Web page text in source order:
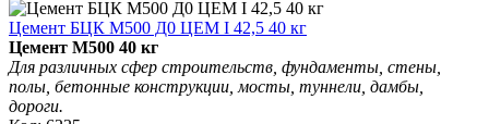
Цемент БЦК М500 Д0 ЦЕМ I 42,5 40 кг
Цемент М500 40 кг
Для различных сфер строительств, фундаменты, стены,
полы, бетонные конструкции, мосты, туннели, дамбы,
дороги.